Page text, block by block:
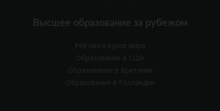
Высшее образование за рубежом
Рейтинги вузов мира
Образование в США
Образование в Британии
Образование в Голландии